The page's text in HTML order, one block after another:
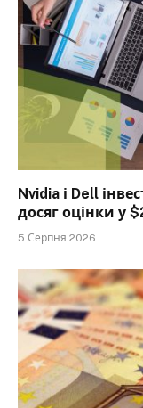
Nvidia і Dell
досяг оцінки у
5 Серпня 2026